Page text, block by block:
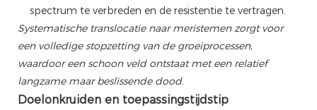
spectrum te verbreden en de resistentie te vertragen.
Systematische translocatie naar meristemen zorgt voor
een volledige stopzetting van de groeiprocessen,
waardoor een schoon veld ontstaat met een relatief
langzame maar beslissende dood.
Doelonkruiden en toepassingstijdstip